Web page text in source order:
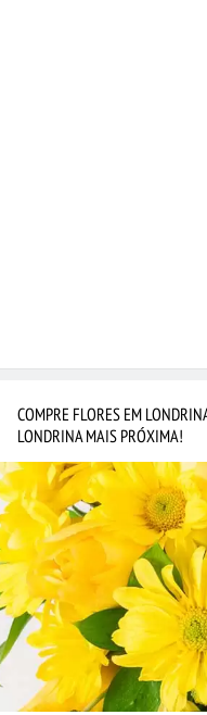
COMPRE FLORES EM
LONDRINA MAIS PRÓXIMA!